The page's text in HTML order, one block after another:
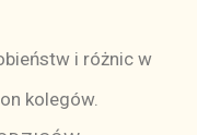
i różnic w
kolegów.